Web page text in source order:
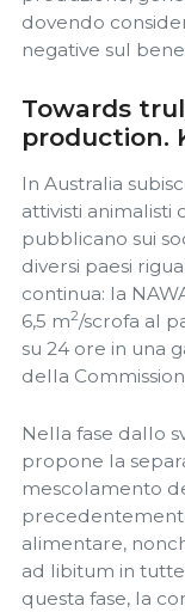
dovendo
negative sul
Towards
production.
In Australia
attivisti animalisti
pubblicano sui
diversi paesi
continua: la
6,5 m2/scrofa al
su 24 ore in una
della
Nella fase dallo
propone la
mescolamento
alimentare,
ad libitum in
questa fase, la